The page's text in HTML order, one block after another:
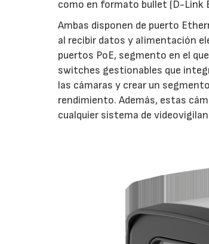
como en formato bullet (D-Link
Ambas disponen de puerto
al recibir datos y alimentación
puertos PoE, segmento en el
switches gestionables que
las cámaras y crear un
rendimiento. Además, estas
cualquier sistema de